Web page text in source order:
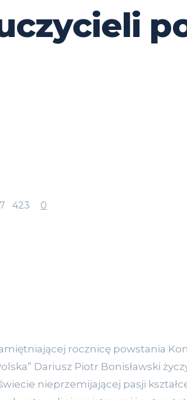
423 0
rocznicę powstania
Dariusz Piotr Bonisławski
nieprzemijającej pasji